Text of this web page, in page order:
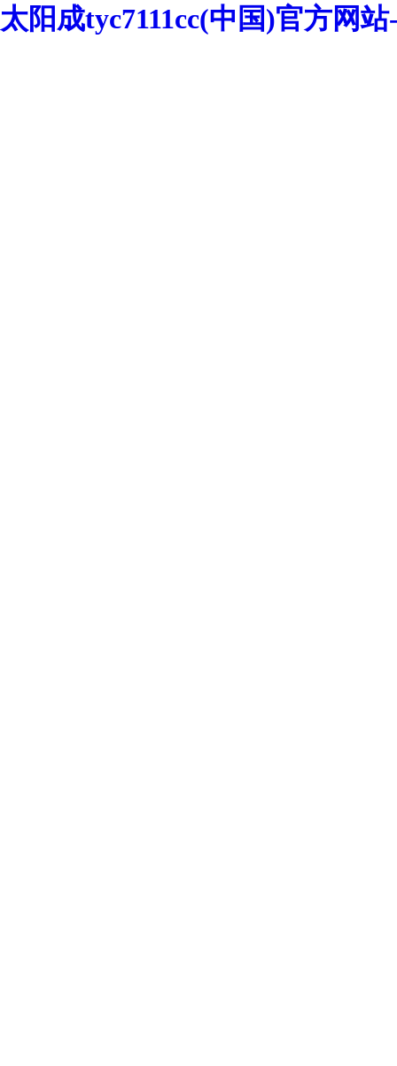
太阳成tyc7111cc(中国)官方网站